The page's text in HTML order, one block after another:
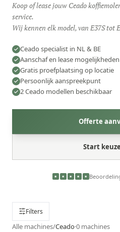
Koop of lease jouw Ceado
service.
Wij kennen elk model, van E37S tot
Ceado specialist in NL & BE
Aanschaf en lease mogelijkheden
Gratis proefplaatsing op locatie
Persoonlijk aanspreekpunt
2 Ceado modellen beschikbaar
Offerte
Start
★ ★ ★ ★ ★
Filters
Alle machines/Ceado·0 machines